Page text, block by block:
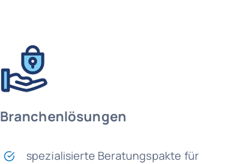
Branchenlösungen
spezialisierte Beratungspakte für